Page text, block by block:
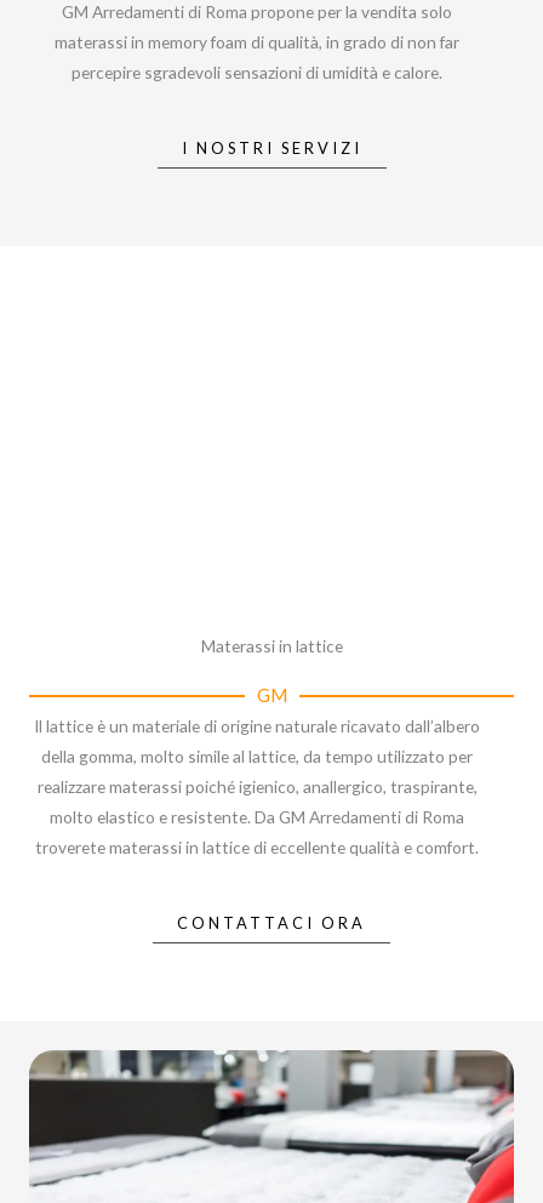
GM Arredamenti di Roma propone per la vendita solo
materassi in memory foam di qualità, in grado di non far
percepire sgradevoli sensazioni di umidità e calore.
I NOSTRI SERVIZI
Materassi in lattice
GM
Il lattice è un materiale di origine naturale ricavato dall’albero
della gomma, molto simile al lattice, da tempo utilizzato per
realizzare materassi poiché igienico, anallergico, traspirante,
molto elastico e resistente. Da GM Arredamenti di Roma
troverete materassi in lattice di eccellente qualità e comfort.
CONTATTACI ORA